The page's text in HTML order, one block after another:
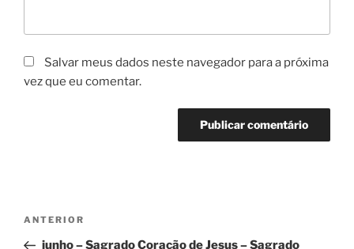
Salvar meus dados neste navegador para a próxima
vez que eu comentar.
ANTERIOR
junho – Sagrado Coração de Jesus – Sagrado